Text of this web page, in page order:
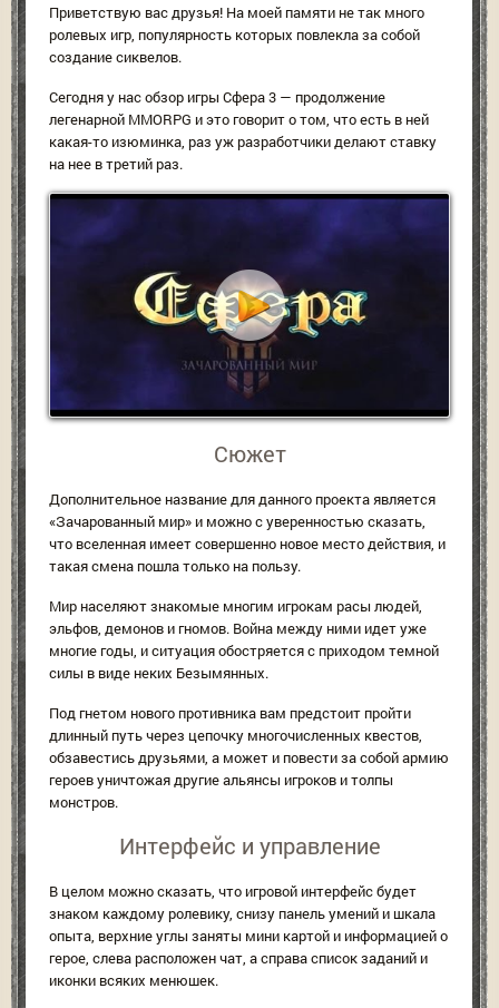
Приветствую вас друзья! На моей памяти не так много
ролевых игр, популярность которых повлекла за собой
создание сиквелов.
Сегодня у нас обзор игры Сфера 3 — продолжение
легенарной MMORPG и это говорит о том, что есть в ней
какая-то изюминка, раз уж разработчики делают ставку
на нее в третий раз.
Сюжет
Дополнительное название для данного проекта является
«Зачарованный мир» и можно с уверенностью сказать,
что вселенная имеет совершенно новое место действия, и
такая смена пошла только на пользу.
Мир населяют знакомые многим игрокам расы людей,
эльфов, демонов и гномов. Война между ними идет уже
многие годы, и ситуация обостряется с приходом темной
силы в виде неких Безымянных.
Под гнетом нового противника вам предстоит пройти
длинный путь через цепочку многочисленных квестов,
обзавестись друзьями, а может и повести за собой армию
героев уничтожая другие альянсы игроков и толпы
монстров.
Интерфейс и управление
В целом можно сказать, что игровой интерфейс будет
знаком каждому ролевику, снизу панель умений и шкала
опыта, верхние углы заняты мини картой и информацией о
герое, слева расположен чат, а справа список заданий и
иконки всяких менюшек.